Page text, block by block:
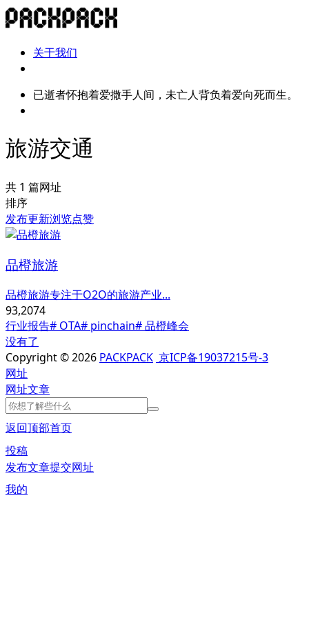
关于我们
已逝者怀抱着爱撒手人间，未亡人背负着爱向死而生。
旅游交通
共 1 篇网址
排序
发布更新浏览点赞
品橙旅游
品橙旅游专注于O2O的旅游产业...
93,2074
行业报告# OTA# pinchain# 品橙峰会
没有了
Copyright © 2026 PACKPACK 京ICP备19037215号-3
网址
网址文章
返回顶部首页
投稿
发布文章提交网址
我的